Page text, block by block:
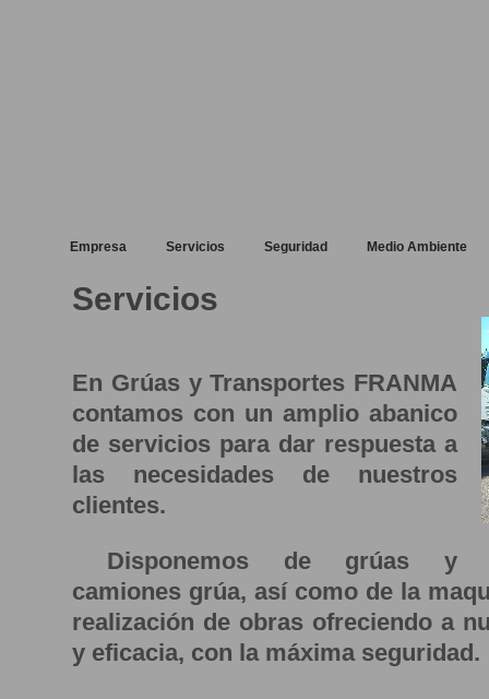
Empresa Servicios Seguridad Medio Ambiente
Servicios
En Grúas y Transportes FRANMA
contamos con un amplio abanico
de servicios para dar respuesta a
las necesidades de nuestros
clientes.
Disponemos de grúas y
camiones grúa, así como de la
realización de obras ofreciendo a
y eficacia, con la máxima seguridad.